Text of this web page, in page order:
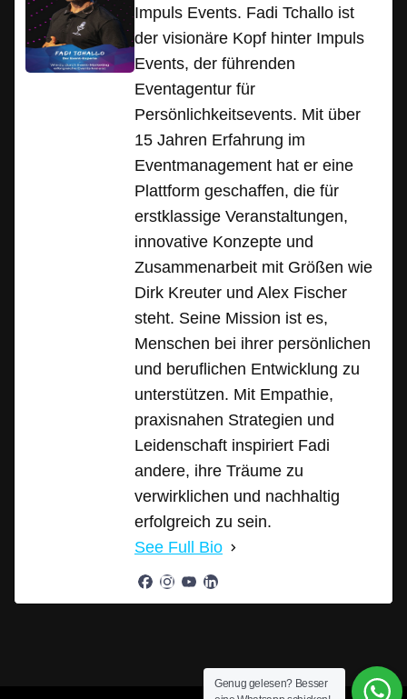
Impuls Events. Fadi Tchallo ist
der visionäre Kopf hinter Impuls
Events, der führenden
Eventagentur für
Persönlichkeitsevents. Mit über
15 Jahren Erfahrung im
Eventmanagement hat er eine
Plattform geschaffen, die für
erstklassige Veranstaltungen,
innovative Konzepte und
Zusammenarbeit mit Größen wie
Dirk Kreuter und Alex Fischer
steht. Seine Mission ist es,
Menschen bei ihrer persönlichen
und beruflichen Entwicklung zu
unterstützen. Mit Empathie,
praxisnahen Strategien und
Leidenschaft inspiriert Fadi
andere, ihre Träume zu
verwirklichen und nachhaltig
erfolgreich zu sein.
See Full Bio
Genug gelesen? Besser